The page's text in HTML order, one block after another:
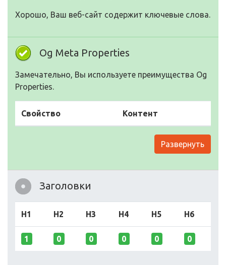
Хорошо, Ваш веб-сайт содержит ключевые слова.
Og Meta Properties
Замечательно, Вы используете преимущества Og
Properties.
Свойство Контент
Развернуть
Заголовки
H1 H2 H3 H4 H5 H6
1 0 0 0 0 0